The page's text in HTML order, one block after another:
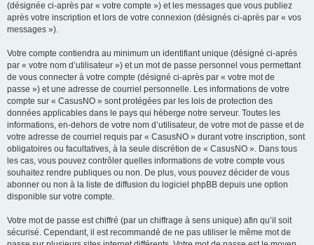
(désignée ci-après par « votre compte ») et les messages que vous publiez
après votre inscription et lors de votre connexion (désignés ci-après par « vos
messages »).
Votre compte contiendra au minimum un identifiant unique (désigné ci-après
par « votre nom d’utilisateur ») et un mot de passe personnel vous permettant
de vous connecter à votre compte (désigné ci-après par « votre mot de
passe ») et une adresse de courriel personnelle. Les informations de votre
compte sur « CasusNO » sont protégées par les lois de protection des
données applicables dans le pays qui héberge notre serveur. Toutes les
informations, en-dehors de votre nom d’utilisateur, de votre mot de passe et de
votre adresse de courriel requis par « CasusNO » durant votre inscription, sont
obligatoires ou facultatives, à la seule discrétion de « CasusNO ». Dans tous
les cas, vous pouvez contrôler quelles informations de votre compte vous
souhaitez rendre publiques ou non. De plus, vous pouvez décider de vous
abonner ou non à la liste de diffusion du logiciel phpBB depuis une option
disponible sur votre compte.
Votre mot de passe est chiffré (par un chiffrage à sens unique) afin qu’il soit
sécurisé. Cependant, il est recommandé de ne pas utiliser le même mot de